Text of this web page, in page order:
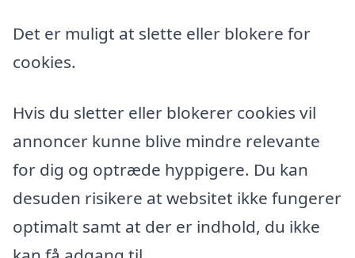
Det er muligt at slette eller blokere for
cookies.
Hvis du sletter eller blokerer cookies vil
annoncer kunne blive mindre relevante
for dig og optræde hyppigere. Du kan
desuden risikere at websitet ikke fungerer
optimalt samt at der er indhold, du ikke